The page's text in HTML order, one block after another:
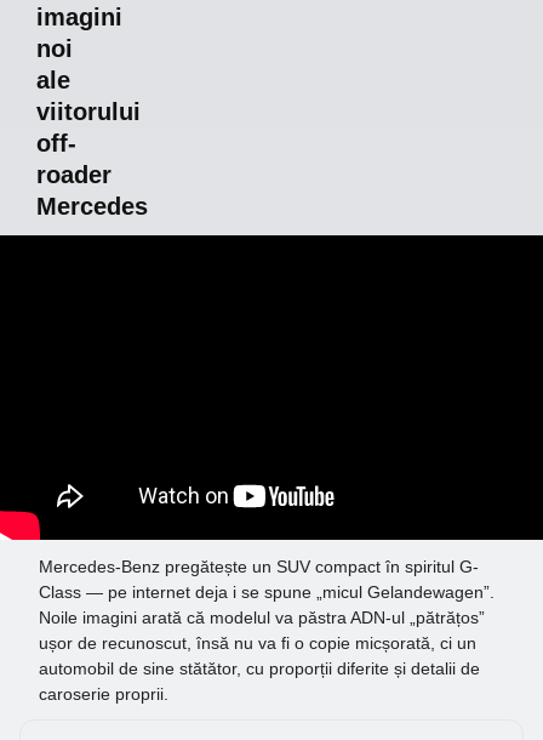
imagini
noi
ale
viitorului
off-
roader
Mercedes
Mercedes-Benz pregătește un SUV compact în spiritul G-
Class — pe internet deja i se spune „micul Gelandewagen”.
Noile imagini arată că modelul va păstra ADN-ul „pătrățos”
ușor de recunoscut, însă nu va fi o copie micșorată, ci un
automobil de sine stătător, cu proporții diferite și detalii de
caroserie proprii.